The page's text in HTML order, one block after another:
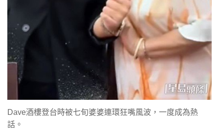
Dave酒樓登台時被七旬婆婆連環狂嘴風波，一度成為熱
話。